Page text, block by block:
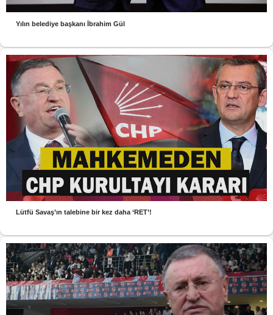
Yılın belediye başkanı İbrahim Gül
Lütfü Savaş’ın talebine bir kez daha ‘RET’!